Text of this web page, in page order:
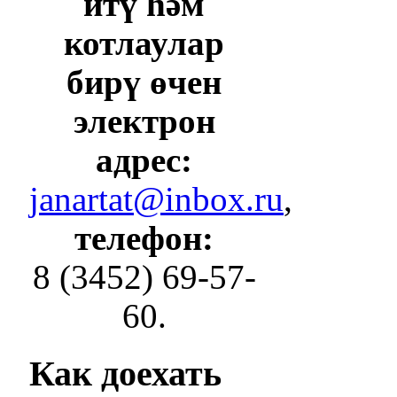
котлаулар
бирү өчен
электрон
адрес:
janartat@inbox.ru,
телефон:
8 (3452) 69-57-
60.
Как доехать